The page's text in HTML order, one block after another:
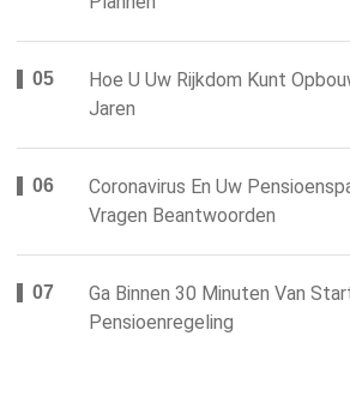
Hoe U Uw Rijkdom Kunt
Jaren
Coronavirus En Uw
Vragen Beantwoorden
Ga Binnen 30 Minuten Van
Pensioenregeling